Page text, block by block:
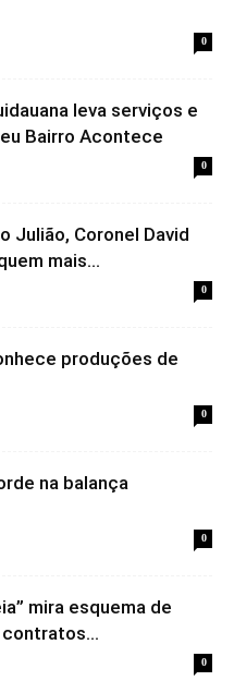
0
leva serviços e
Bairro Acontece
0
Julião, Coronel David
mais...
0
produções de
0
na balança
0
mira esquema de
contratos...
0